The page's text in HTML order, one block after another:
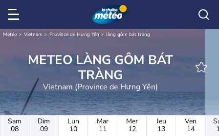
Météo Vietnam Province de Hưng Yên làng gốm bát tràng
METEO LÀNG GỐM BÁT
TRÀNG
Vietnam (Province de Hưng Yên)
Sam
08
Dim
09
Lun
10
Mar
11
Mer
12
Jeu
13
Ven
14